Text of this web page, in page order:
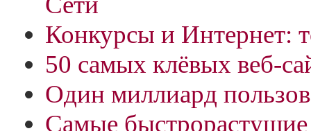
Конкурсы и Интернет:
50 самых клёвых веб-
Один миллиард
Самые быстрорастущие